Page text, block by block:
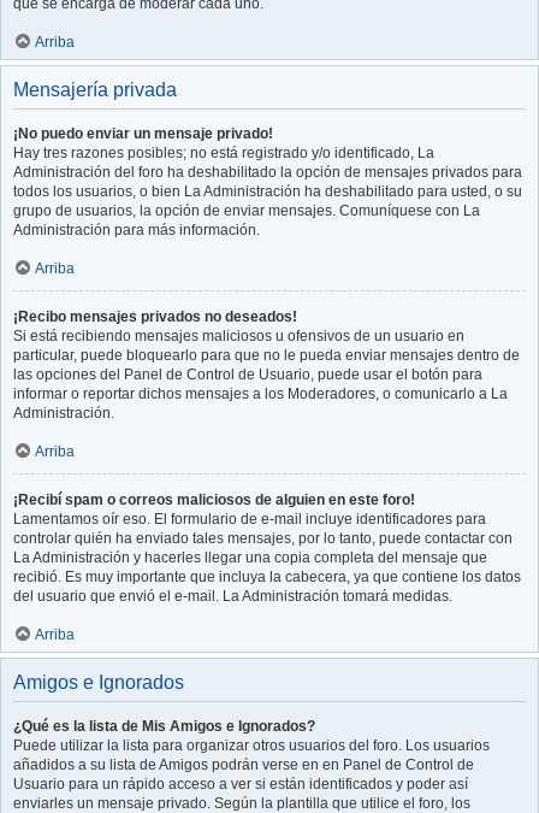
que se encarga de moderar cada uno.
Arriba
Mensajería privada
¡No puedo enviar un mensaje privado!
Hay tres razones posibles; no está registrado y/o identificado, La
Administración del foro ha deshabilitado la opción de mensajes privados para
todos los usuarios, o bien La Administración ha deshabilitado para usted, o su
grupo de usuarios, la opción de enviar mensajes. Comuníquese con La
Administración para más información.
Arriba
¡Recibo mensajes privados no deseados!
Si está recibiendo mensajes maliciosos u ofensivos de un usuario en
particular, puede bloquearlo para que no le pueda enviar mensajes dentro de
las opciones del Panel de Control de Usuario, puede usar el botón para
informar o reportar dichos mensajes a los Moderadores, o comunicarlo a La
Administración.
Arriba
¡Recibí spam o correos maliciosos de alguien en este foro!
Lamentamos oír eso. El formulario de e-mail incluye identificadores para
controlar quién ha enviado tales mensajes, por lo tanto, puede contactar con
La Administración y hacerles llegar una copia completa del mensaje que
recibió. Es muy importante que incluya la cabecera, ya que contiene los datos
del usuario que envió el e-mail. La Administración tomará medidas.
Arriba
Amigos e Ignorados
¿Qué es la lista de Mis Amigos e Ignorados?
Puede utilizar la lista para organizar otros usuarios del foro. Los usuarios
añadidos a su lista de Amigos podrán verse en en Panel de Control de
Usuario para un rápido acceso a ver si están identificados y poder así
enviarles un mensaje privado. Según la plantilla que utilice el foro, los